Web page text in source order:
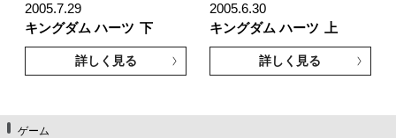
2005.7.29
キングダム ハーツ 下
詳しく見る
2005.6.30
キングダム ハーツ
上
詳しく見る
ゲーム